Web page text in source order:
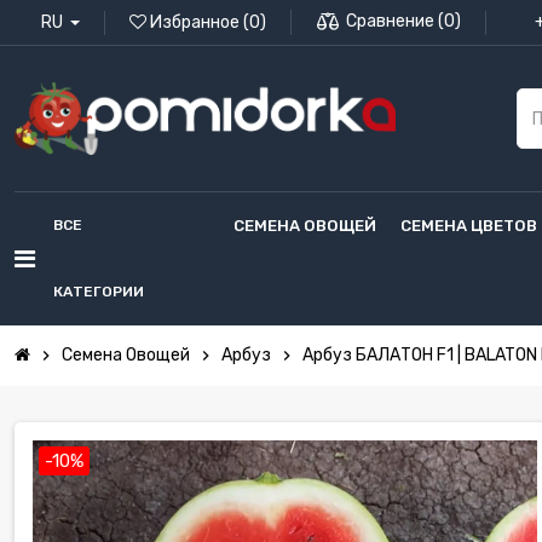
RU Избранное (0) Сравнение (0)
ВСЕ
КАТЕГОРИИ
СЕМЕНА ОВОЩЕЙ СЕМЕНА ЦВЕТОВ
chevron_right Семена Овощей chevron_right Арбуз chevron_right Арбуз БАЛАТОН F1 |
-10%